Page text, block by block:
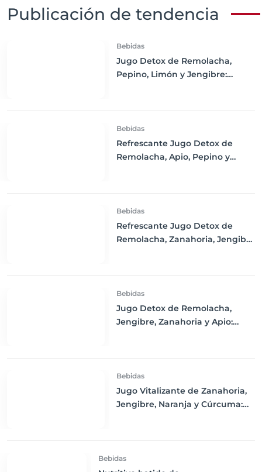
Publicación de tendencia
Bebidas
Jugo Detox de Remolacha,
Pepino, Limón y Jengibre:
Bebidas
Refrescante Jugo Detox de
Remolacha, Apio, Pepino y
Bebidas
Refrescante Jugo Detox de
Remolacha, Zanahoria, Jengibre
Bebidas
Jugo Detox de Remolacha,
Jengibre, Zanahoria y Apio:
Bebidas
Jugo Vitalizante de Zanahoria,
Jengibre, Naranja y Cúrcuma:
Bebidas